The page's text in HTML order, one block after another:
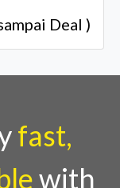
Deal )
fast,
with